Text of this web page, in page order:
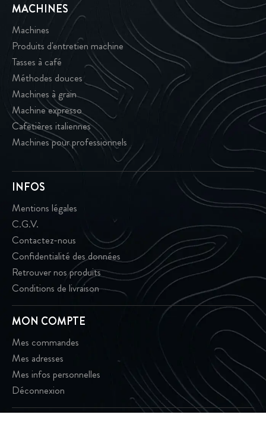
MACHINES
Machines
Produits d'entretien machine
Tasses à café
Méthodes douces
Machines à grain
Machine expresso
Cafetières italiennes
Machines pour professionnels
INFOS
Mentions légales
C.G.V.
Contactez-nous
Confidentialité des données
Retrouver nos produits
Conditions de livraison
MON COMPTE
Mes commandes
Mes adresses
Mes infos personnelles
Déconnexion